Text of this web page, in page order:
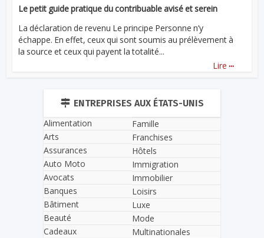
Le petit guide pratique du contribuable avisé et serein
La déclaration de revenu Le principe Personne n’y
échappe. En effet, ceux qui sont soumis au prélèvement à
la source et ceux qui payent la totalité...
Lire ...
ENTREPRISES AUX ÉTATS-UNIS
Alimentation
Arts
Assurances
Auto Moto
Avocats
Banques
Bâtiment
Beauté
Cadeaux
Famille
Franchises
Hôtels
Immigration
Immobilier
Loisirs
Luxe
Mode
Multinationales